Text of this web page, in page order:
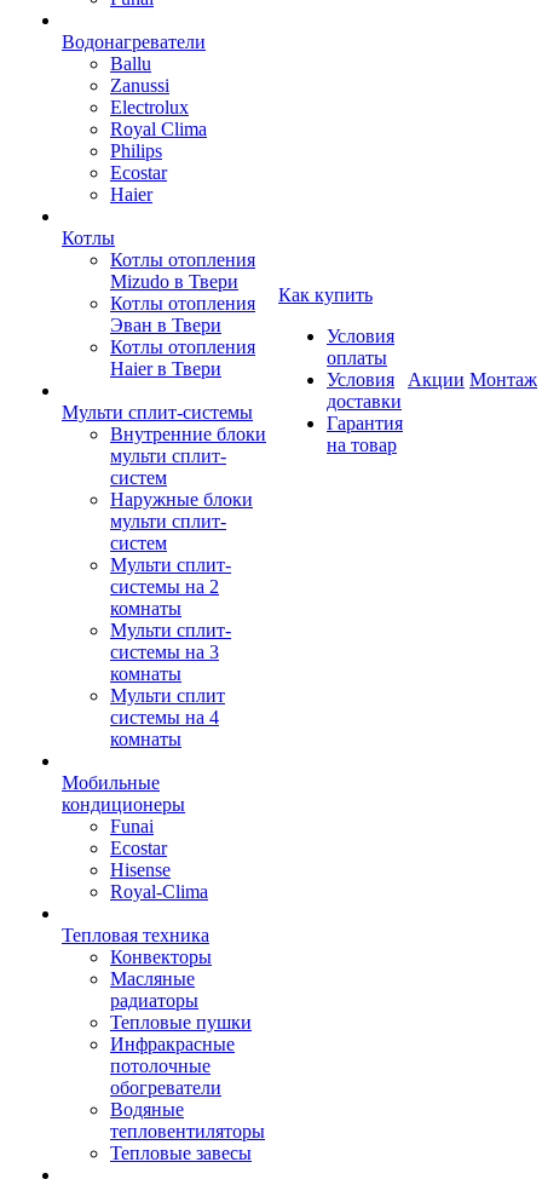
Водонагреватели
Ballu
Zanussi
Electrolux
Royal Clima
Philips
Ecostar
Haier
Котлы
Котлы отопления
Mizudo в Твери
Котлы отопления
Эван в Твери
Котлы отопления
Haier в Твери
Мульти сплит-системы
Внутренние блоки
мульти сплит-
систем
Наружные блоки
мульти сплит-
систем
Мульти сплит-
системы на 2
комнаты
Мульти сплит-
системы на 3
комнаты
Мульти сплит
системы на 4
комнаты
Мобильные
кондиционеры
Funai
Ecostar
Hisense
Royal-Clima
Тепловая техника
Конвекторы
Масляные
радиаторы
Тепловые пушки
Инфракрасные
потолочные
обогреватели
Водяные
тепловентиляторы
Тепловые завесы
Как купить
Условия
оплаты
Условия
доставки
Гарантия
на товар
Акции Монтаж